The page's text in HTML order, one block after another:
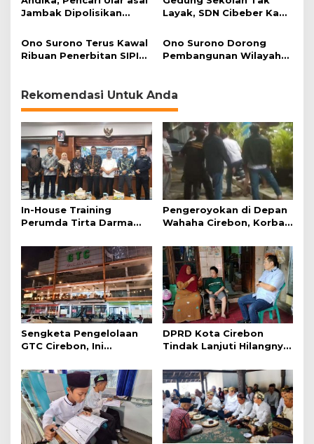
Jambak Dipolisikan
Layak, SDN Cibeber Kab.
Didik
Ono Surono Terus Kawal
Ribuan Penerbitan SIPI
Indramayu
Ono Surono Dorong
Pembangunan Wilayah
Rekomendasi Untuk Anda
In-House Training
Perumda Tirta Darma
dan Profesionalisme
Pengeroyokan di Depan
Wahaha Cirebon, Korban
Polisi
Sengketa Pengelolaan
GTC Cirebon, Ini
Simanjuntak
DPRD Kota Cirebon
Tindak Lanjuti Hilangnya
Disabilitas